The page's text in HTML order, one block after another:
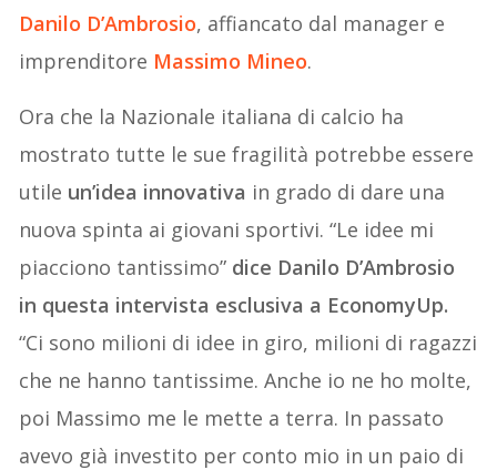
Danilo D’Ambrosio, affiancato dal manager e
imprenditore Massimo Mineo.
Ora che la Nazionale italiana di calcio ha
mostrato tutte le sue fragilità potrebbe essere
utile un’idea innovativa in grado di dare una
nuova spinta ai giovani sportivi. “Le idee mi
piacciono tantissimo” dice Danilo D’Ambrosio
in questa intervista esclusiva a EconomyUp.
“Ci sono milioni di idee in giro, milioni di ragazzi
che ne hanno tantissime. Anche io ne ho molte,
poi Massimo me le mette a terra. In passato
avevo già investito per conto mio in un paio di